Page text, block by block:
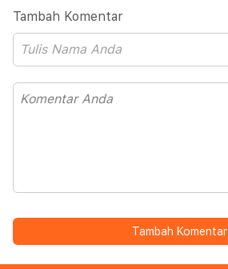
Tambah Komentar
Tambah Komentar